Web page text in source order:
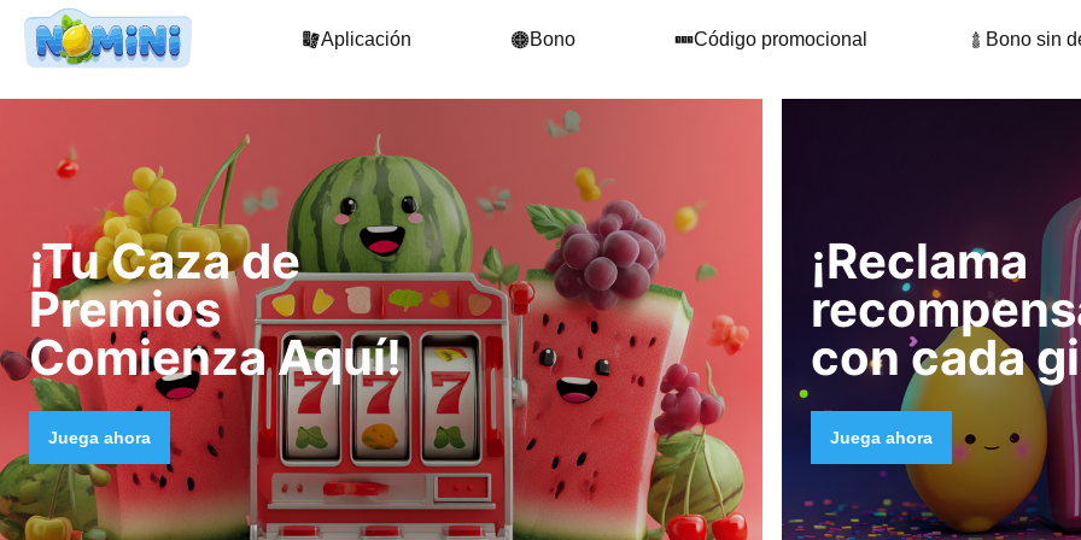
Aplicación Bono Código promocional Bono sin
¡Tu Caza de
Premios
Comienza Aquí!
Juega ahora
¡Reclama
con cada
Juega ahora